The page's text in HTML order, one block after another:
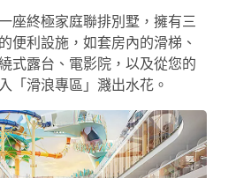
座終極家庭聯排別墅，擁有三
便利設施，如套房內的滑梯、
式露台、電影院，以及從您的
「滑浪專區」濺出水花。